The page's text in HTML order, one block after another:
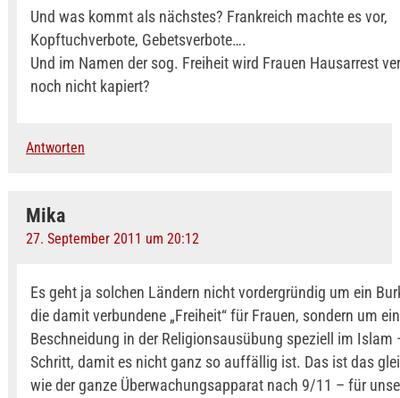
Und was kommt als nächstes? Frankreich machte es vor,
Kopftuchverbote, Gebetsverbote….
Und im Namen der sog. Freiheit wird Frauen Hausarrest
noch nicht kapiert?
Antworten
Mika
27. September 2011 um 20:12
Es geht ja solchen Ländern nicht vordergründig um ein
die damit verbundene „Freiheit“ für Frauen, sondern um
Beschneidung in der Religionsausübung speziell im Islam
Schritt, damit es nicht ganz so auffällig ist. Das ist das
wie der ganze Überwachungsapparat nach 9/11 – für